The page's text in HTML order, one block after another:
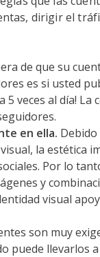
dirigir el
de que su
es si usted
veces al día! La
en ella.
la estética
Por lo
y
visual
son muy
puede llevarlos